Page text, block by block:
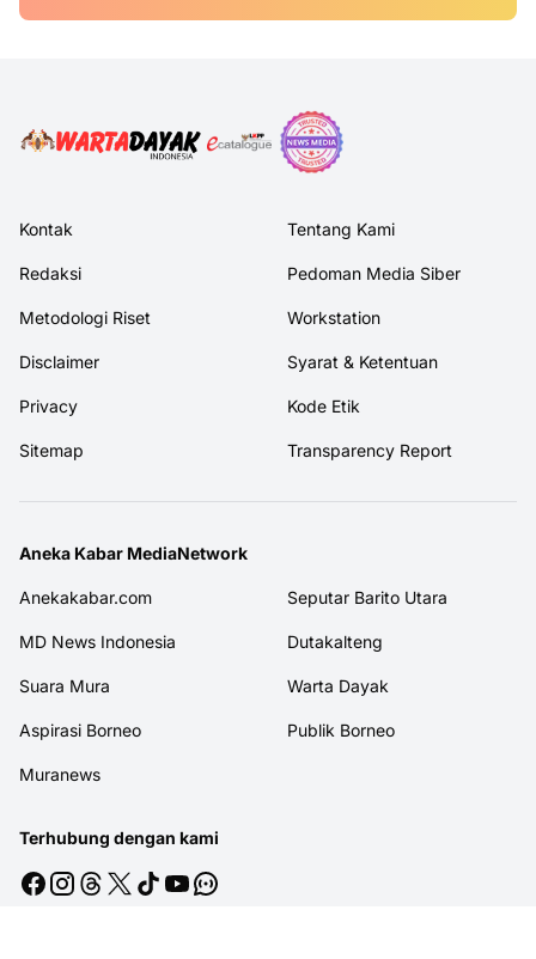
Kontak Tentang Kami
Redaksi Pedoman Media Siber
Metodologi Riset Workstation
Disclaimer Syarat & Ketentuan
Privacy Kode Etik
Sitemap Transparency Report
Aneka Kabar MediaNetwork
Anekakabar.com Seputar Barito Utara
MD News Indonesia Dutakalteng
Suara Mura Warta Dayak
Aspirasi Borneo Publik Borneo
Muranews
Terhubung dengan kami